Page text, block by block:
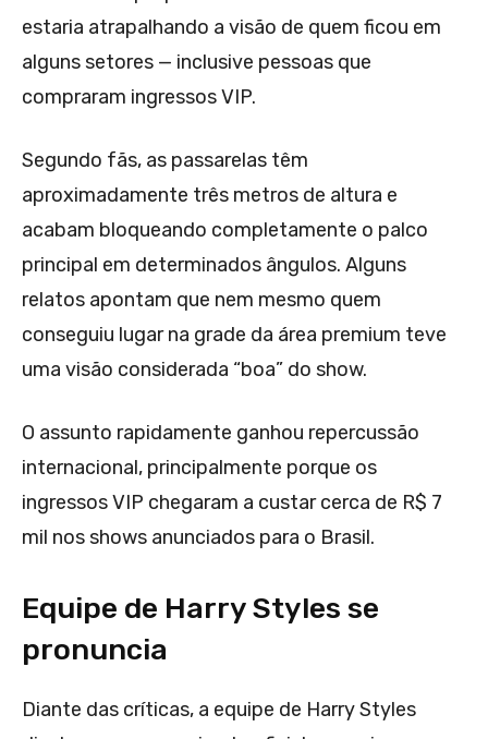
estaria atrapalhando a visão de quem ficou em
alguns setores — inclusive pessoas que
compraram ingressos VIP.
Segundo fãs, as passarelas têm
aproximadamente três metros de altura e
acabam bloqueando completamente o palco
principal em determinados ângulos. Alguns
relatos apontam que nem mesmo quem
conseguiu lugar na grade da área premium teve
uma visão considerada “boa” do show.
O assunto rapidamente ganhou repercussão
internacional, principalmente porque os
ingressos VIP chegaram a custar cerca de R$ 7
mil nos shows anunciados para o Brasil.
Equipe de Harry Styles se
pronuncia
Diante das críticas, a equipe de Harry Styles